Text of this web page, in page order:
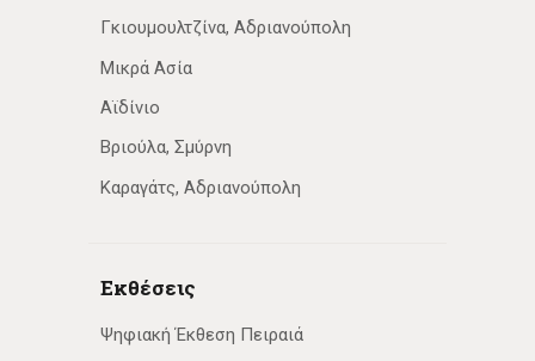
Γκιουμουλτζίνα, Αδριανούπολη
Μικρά Ασία
Αϊδίνιο
Βριούλα, Σμύρνη
Καραγάτς, Αδριανούπολη
Εκθέσεις
Ψηφιακή Έκθεση Πειραιά